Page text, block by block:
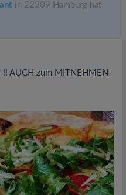
in 22309 Hamburg hat
!! AUCH zum MITNEHMEN